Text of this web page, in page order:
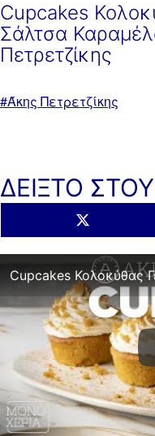
Cupcakes
Σάλτσα
Πετρετζίκης
ΜεΆκης Πετρετζίκης
ΔΕΙΞΤΟ
Share
on
X
(Twitter)